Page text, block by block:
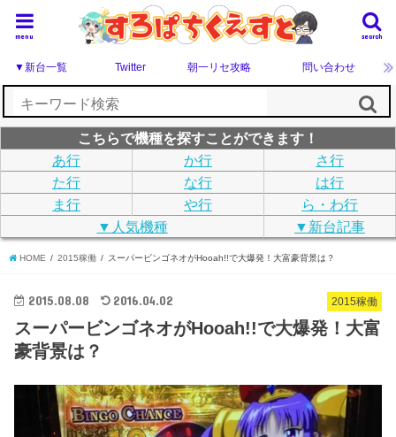
search
menu
▼新台一覧 Twitter 朝一リセ攻略 問い合わせ
こちらで機種を探すことができます！
あ行
か行
さ行
た行
な行
は行
ま行
や行
ら・わ行
▼人気機種
▼新台記事
HOME 2015稼働 スーパービンゴネオがHooah!!で大爆発！大富豪背景は？
2015稼働
2015.08.08 2016.04.02
スーパービンゴネオがHooah!!で大爆発！大富
豪背景は？